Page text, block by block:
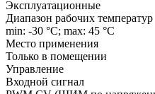
Эксплуатационные
Диапазон рабочих температур
min: -30 °C; max: 45 °C
Место применения
Только в помещении
Управление
Входной сигнал